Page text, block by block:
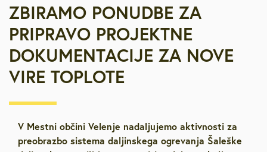
ZBIRAMO PONUDBE ZA
PRIPRAVO PROJEKTNE
DOKUMENTACIJE ZA NOVE
VIRE TOPLOTE
V Mestni občini Velenje nadaljujemo aktivnosti za
preobrazbo sistema daljinskega ogrevanja Šaleške